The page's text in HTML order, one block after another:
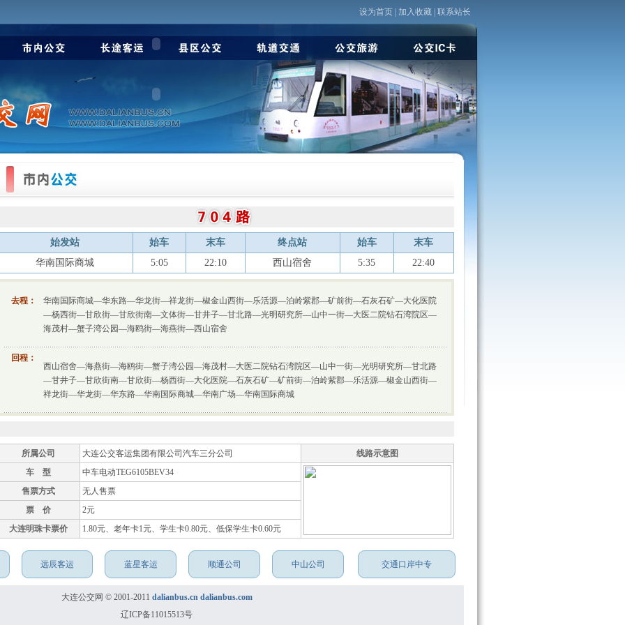
设为首页| 加入收藏| 联系站长
始发站 始车 末车 终点站 始车
末车
华南国际商城
5:05 22:10 西山宿舍 5:35 22:40
去程：
华南国际商城—华东路—华龙街—祥龙街—椒金山西街—乐活源—泊岭紫郡—矿前街—石灰石矿—大化医院
—杨西街—甘欣街—甘欣街南—文体街—甘井子—甘北路—光明研究所—山中一街—大医二院钻石湾院区—
海茂村—蟹子湾公园—海鸥街—海燕街—西山宿舍
回程：
西山宿舍—海燕街—海鸥街—蟹子湾公园—海茂村—大医二院钻石湾院区—山中一街—光明研究所—甘北路
—甘井子—甘欣街南—甘欣街—杨西街—大化医院—石灰石矿—矿前街—泊岭紫郡—乐活源—椒金山西街—
祥龙街—华龙街—华东路—华南国际商城—华南广场—华南国际商城
所属公司 大连公交客运集团有限公司汽车三分公司
线路示意图
车 型
中车电动TEG6105BEV34
售票方式
无人售票
票 价
2元
大连明珠卡票价
1.80元、老年卡1元、学生卡0.80元、低保学生卡0.60元
远辰客运 蓝星客运 顺通公司 中山公司 交通口岸中专
大连公交网 © 2001-2011 dalianbus.cn dalianbus.com
辽ICP备11015513号